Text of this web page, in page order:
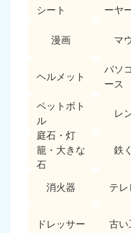
シート
ーヤ
漫画 マ
ヘルメット
パソ
ース
ペットボト
ル
レ
庭石・灯
籠・大きな
石
鉄
消火器 テレ
ドレッサー 古い
滋賀県
9:00〜19:00 年中無休
050-1881-5248
岡山県
050-1881-5146
9:00〜19:00 年中無休
9:00〜19:00 年中無休